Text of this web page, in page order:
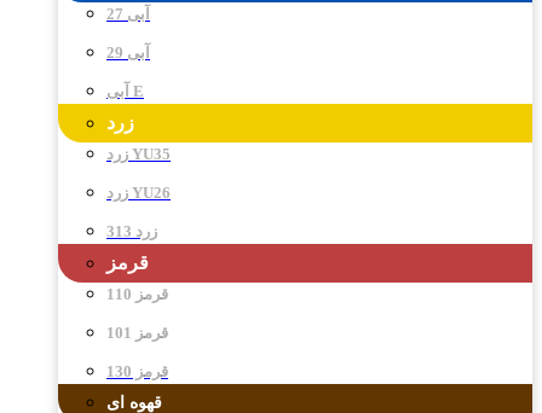
آبی 27
آبی 29
آبی E
زرد
زرد YU35
زرد YU26
زرد 313
قرمز
قرمز 110
قرمز 101
قرمز 130
قهوه ای